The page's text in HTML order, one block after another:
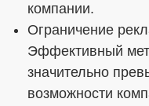
компании.
Ограничение
Эффективный
значительно
возможности